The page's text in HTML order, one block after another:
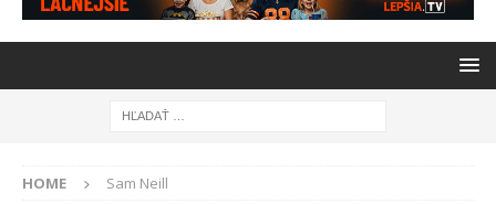
HOME Sam Neill